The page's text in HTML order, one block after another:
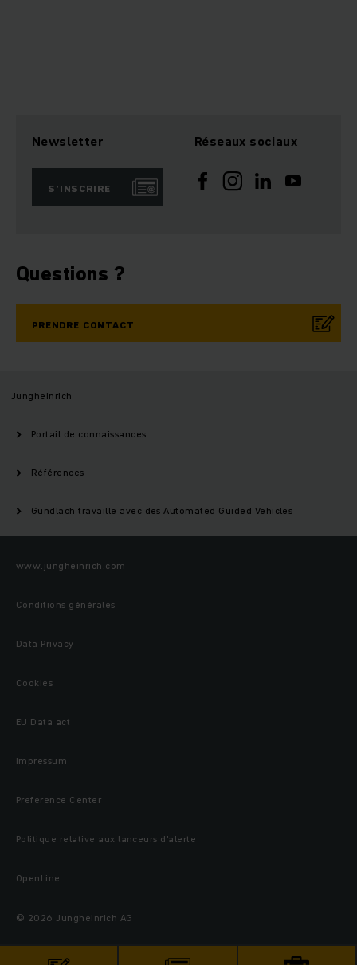
Newsletter
S’INSCRIRE
Réseaux sociaux
Questions ?
PRENDRE CONTACT
Jungheinrich
Portail de connaissances
Références
Gundlach travaille avec des Automated Guided Vehicles
www.jungheinrich.com
Conditions générales
Data Privacy
Cookies
EU Data act
Impressum
Preference Center
Politique relative aux lanceurs d’alerte
OpenLine
© 2026 Jungheinrich AG